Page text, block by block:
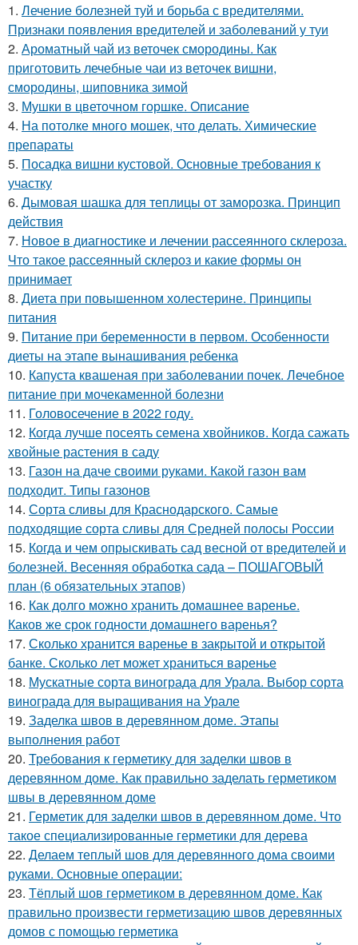
1. Лечение болезней туй и борьба с вредителями.
Признаки появления вредителей и заболеваний у туи
2. Ароматный чай из веточек смородины. Как
приготовить лечебные чаи из веточек вишни,
смородины, шиповника зимой
3. Мушки в цветочном горшке. Описание
4. На потолке много мошек, что делать. Химические
препараты
5. Посадка вишни кустовой. Основные требования к
участку
6. Дымовая шашка для теплицы от заморозка. Принцип
действия
7. Новое в диагностике и лечении рассеянного склероза.
Что такое рассеянный склероз и какие формы он
принимает
8. Диета при повышенном холестерине. Принципы
питания
9. Питание при беременности в первом. Особенности
диеты на этапе вынашивания ребенка
10. Капуста квашеная при заболевании почек. Лечебное
питание при мочекаменной болезни
11. Головосечение в 2022 году.
12. Когда лучше посеять семена хвойников. Когда сажать
хвойные растения в саду
13. Газон на даче своими руками. Какой газон вам
подходит. Типы газонов
14. Сорта сливы для Краснодарского. Самые
подходящие сорта сливы для Средней полосы России
15. Когда и чем опрыскивать сад весной от вредителей и
болезней. Весенняя обработка сада – ПОШАГОВЫЙ
план (6 обязательных этапов)
16. Как долго можно хранить домашнее варенье.
Каков же срок годности домашнего варенья?
17. Сколько хранится варенье в закрытой и открытой
банке. Сколько лет может храниться варенье
18. Мускатные сорта винограда для Урала. Выбор сорта
винограда для выращивания на Урале
19. Заделка швов в деревянном доме. Этапы
выполнения работ
20. Требования к герметику для заделки швов в
деревянном доме. Как правильно заделать герметиком
швы в деревянном доме
21. Герметик для заделки швов в деревянном доме. Что
такое специализированные герметики для дерева
22. Делаем теплый шов для деревянного дома своими
руками. Основные операции:
23. Тёплый шов герметиком в деревянном доме. Как
правильно произвести герметизацию швов деревянных
домов с помощью герметика